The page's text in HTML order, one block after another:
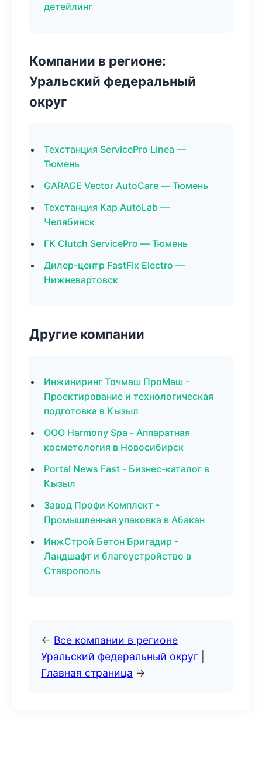
детейлинг
Компании в регионе:
Уральский федеральный
округ
Техстанция ServicePro Linea —
Тюмень
GARAGE Vector AutoCare — Тюмень
Техстанция Кар AutoLab —
Челябинск
ГК Clutch ServicePro — Тюмень
Дилер-центр FastFix Electro —
Нижневартовск
Другие компании
Инжиниринг Точмаш ПроМаш -
Проектирование и технологическая
подготовка в Кызыл
ООО Harmony Spa - Аппаратная
косметология в Новосибирск
Portal News Fast - Бизнес-каталог в
Кызыл
Завод Профи Комплект -
Промышленная упаковка в Абакан
ИнжСтрой Бетон Бригадир -
Ландшафт и благоустройство в
Ставрополь
← Все компании в регионе
Уральский федеральный округ
Главная страница →